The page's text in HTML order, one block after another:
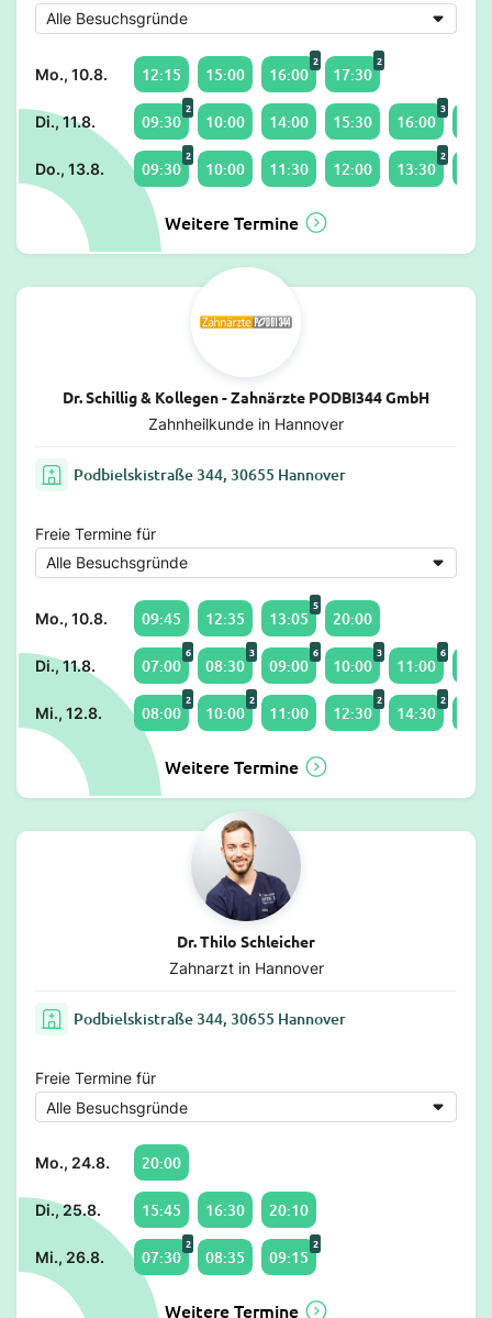
Mo., 10.8. 12:15 15:00 16:00
2
17:30
2
Di., 11.8. 09:30
2
10:00 14:00 15:30 16:00
3
Do., 13.8. 09:30
2
10:00 11:30 12:00 13:30
2
Weitere Termine
Dr. Schillig & Kollegen - Zahnärzte PODBI344 GmbH
Zahnheilkunde in Hannover
Podbielskistraße 344, 30655 Hannover
Freie Termine für
Mo., 10.8. 09:45 12:35 13:05
5
20:00
Di., 11.8. 07:00
6
08:30
3
09:00
6
10:00
3
11:00
6
Mi., 12.8. 08:00
2
10:00
2
11:00 12:30
2
14:30
2
Weitere Termine
Dr. Thilo Schleicher
Zahnarzt in Hannover
Podbielskistraße 344, 30655 Hannover
Freie Termine für
Mo., 24.8. 20:00
Di., 25.8. 15:45 16:30 20:10
Mi., 26.8. 07:30
2
08:35 09:15
2
Weitere Termine